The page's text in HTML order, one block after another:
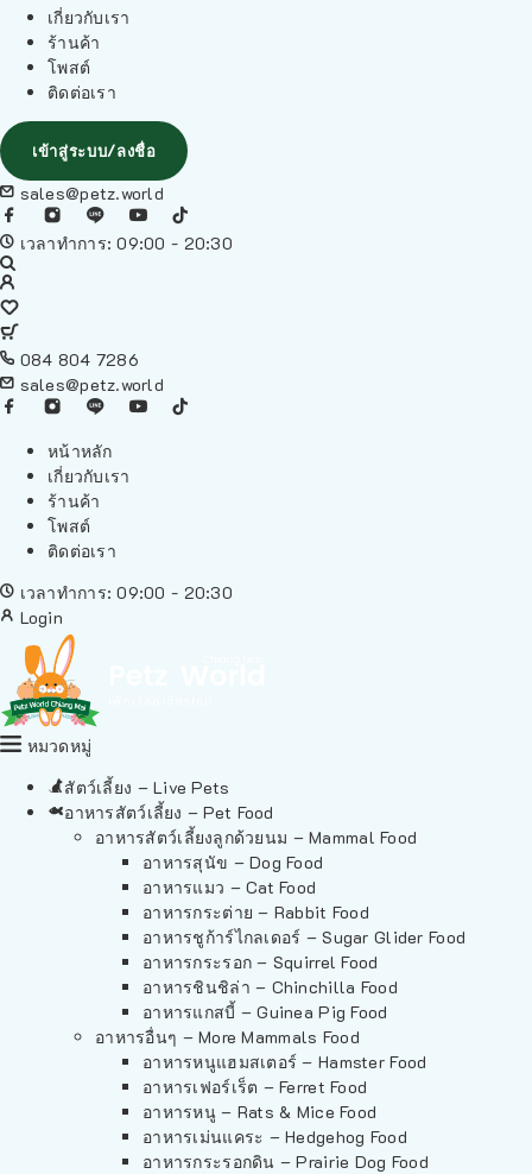
เกี่ยวกับเรา
ร้านค้า
โพสต์
ติดต่อเรา
เข้าสู่ระบบ/ลงชื่อ
sales@petz.world
เวลาทำการ: 09:00 - 20:30
084 804 7286
sales@petz.world
หน้าหลัก
เกี่ยวกับเรา
ร้านค้า
โพสต์
ติดต่อเรา
เวลาทำการ: 09:00 - 20:30
Login
หมวดหมู่
สัตว์เลี้ยง – Live Pets
อาหารสัตว์เลี้ยง – Pet Food
อาหารสัตว์เลี้ยงลูกด้วยนม – Mammal Food
อาหารสุนัข – Dog Food
อาหารแมว – Cat Food
อาหารกระต่าย – Rabbit Food
อาหารชูก้าร์ไกลเดอร์ – Sugar Glider Food
อาหารกระรอก – Squirrel Food
อาหารชินชิล่า – Chinchilla Food
อาหารแกสบี้ – Guinea Pig Food
อาหารอื่นๆ – More Mammals Food
อาหารหนูแฮมสเตอร์ – Hamster Food
อาหารเฟอร์เร็ต – Ferret Food
อาหารหนู – Rats & Mice Food
อาหารเม่นแคระ – Hedgehog Food
อาหารกระรอกดิน – Prairie Dog Food